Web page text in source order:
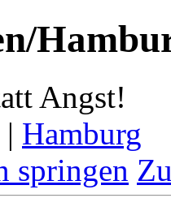
Angst!
‎ | Hamburg
springen